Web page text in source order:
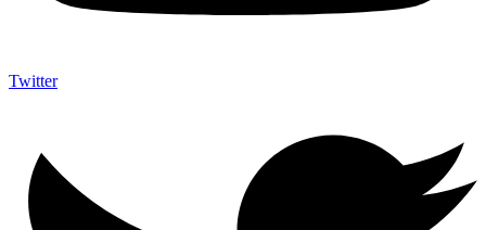
Twitter